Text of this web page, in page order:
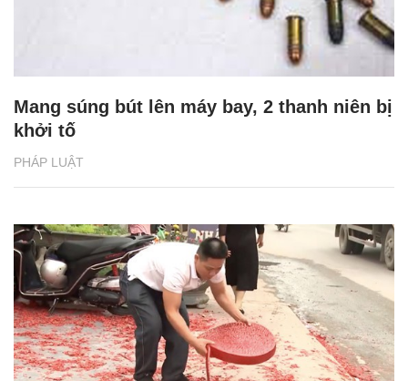
PHÁP LUẬT
Mang súng bút lên máy bay, 2 thanh niên bị
khởi tố